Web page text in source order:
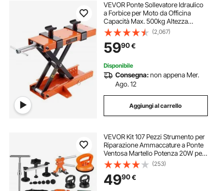
VEVOR Ponte Sollevatore Idraulico
a Forbice per Moto da Officina
Capacità Max. 500kg Altezza
Regolabile 8,9-33,8 cm, Ponte
Sollevatore Alzamoto con 2 Selle
Antiscivolo da Officina Operazione
Idraulica
(2,067)
5990€
Disponibile
Consegna:non appena Mer.
Ago. 12
Aggiungi al carrello
VEVOR Kit 107 Pezzi Strumento per
Riparazione Ammaccature a Ponte
Ventosa Martello Potenza 20W per
Carrozzeria Auto Veicolo da Garage
Officina Fai-da-te, Kit Estrattore a
Ponte Estrattore a Martello
(253)
4990€